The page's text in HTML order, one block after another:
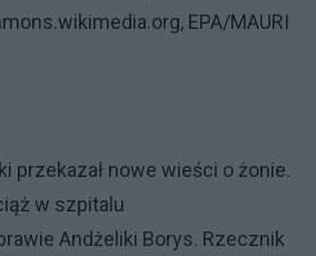
EPA/MAURI
przekazał nowe wieści o żonie.
w szpitalu
Andżeliki Borys. Rzecznik